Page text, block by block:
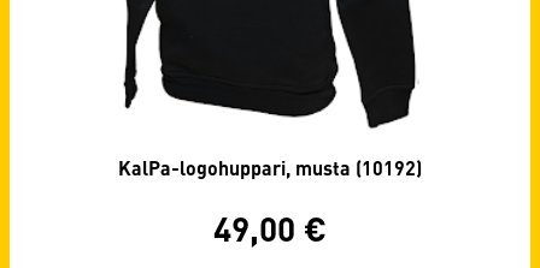
KalPa-logohuppari, musta (10192)
49,00 €